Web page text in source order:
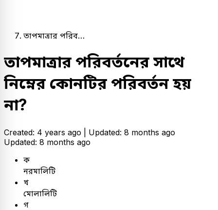
তাপমাত্রার পরিব…
তাপমাত্রার পরিবর্তনের সাথে
নিম্নের কোনটির পরিবর্তন হয়
না?
Created: 4 years ago | Updated: 8 months ago
Updated: 8 months ago
ক
নরমালিটি
খ
মোলালিটি
গ